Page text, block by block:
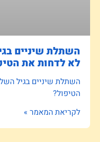
השתלת שיניים
לא לדחות את
השתלת שיניים בגיל
הטיפול?
לקריאת המאמר »